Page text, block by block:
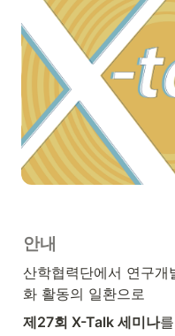
안내
산학협력단에서 연구
화 활동의 일환으로
제27회 X-Talk 세미나